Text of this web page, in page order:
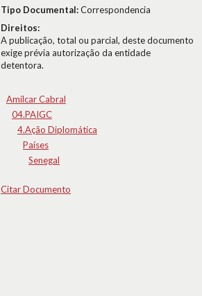
Tipo Documental:Correspondencia
Direitos:
A publicação, total ou parcial, deste documento
exige prévia autorização da entidade
detentora.
Amílcar Cabral
04.PAIGC
4.Ação Diplomática
Países
Senegal
Citar Documento